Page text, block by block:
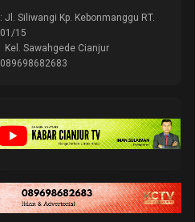
: Jl. Siliwangi Kp. Kebonmanggu RT.
01/15
Kel. Sawahgede Cianjur
089698682683